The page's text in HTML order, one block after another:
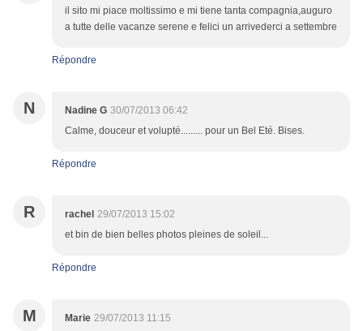
il sito mi piace moltissimo e mi tiene tanta compagnia,auguro
a tutte delle vacanze serene e felici un arrivederci a settembre
Répondre
N Nadine G 30/07/2013 06:42
Calme, douceur et volupté......... pour un Bel Eté. Bises.
Répondre
R rachel 29/07/2013 15:02
et bin de bien belles photos pleines de soleil...
Répondre
M Marie 29/07/2013 11:15